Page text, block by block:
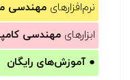
نرم‌افزارهای مهندسی
ابزارهای مهندسی
● آموزش‌های رایگان